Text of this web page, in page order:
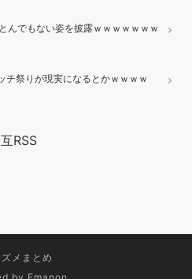
んでもない姿を披露ｗｗｗｗｗｗｗ
チ祭りが現実になるとかｗｗｗｗ
RSS
ズメまとめ